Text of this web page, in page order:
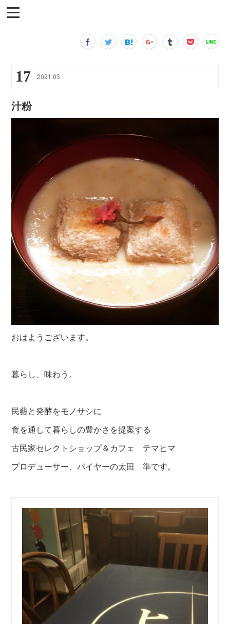
17 2021 .03
汁粉
おはようございます。
暮らし、味わう。
民藝と発酵をモノサシに
食を通して暮らしの豊かさを提案する
古民家セレクトショップ＆カフェ テマヒマ
プロデューサー、バイヤーの太田 準です。